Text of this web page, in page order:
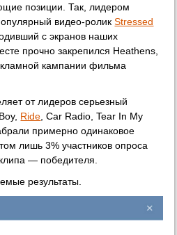
позиции. Так, лидером
видео-роликStressed
с экранов наших
прочно закрепился Heathens,
кампании фильма
от лидеров серьезный
Ride , Car Radio, Tear In My
примерно одинаковое
лишь 3% участников опроса
— победителя.
результаты.